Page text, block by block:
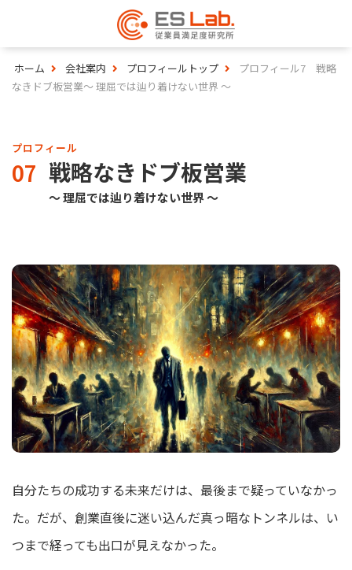
ホーム 会社案内 プロフィールトップ
プロフィール7 戦略
なきドブ板営業〜 理屈では辿り着けない世界 〜
プロフィール
07 戦略なきドブ板営業
〜 理屈では辿り着けない世界 〜
自分たちの成功する未来だけは、最後まで疑っていなかっ
た。だが、創業直後に迷い込んだ真っ暗なトンネルは、い
つまで経っても出口が見えなかった。